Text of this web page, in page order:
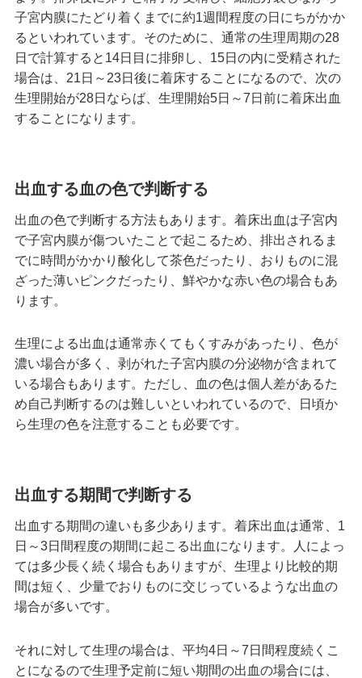
子宮内膜にたどり着くまでに約1週間程度の日にちがかか
るといわれています。そのために、通常の生理周期の28
日で計算すると14日目に排卵し、15日の内に受精された
場合は、21日～23日後に着床することになるので、次の
生理開始が28日ならば、生理開始5日～7日前に着床出血
することになります。
出血する血の色で判断する
出血の色で判断する方法もあります。着床出血は子宮内
で子宮内膜が傷ついたことで起こるため、排出されるま
でに時間がかかり酸化して茶色だったり、おりものに混
ざった薄いピンクだったり、鮮やかな赤い色の場合もあ
ります。
生理による出血は通常赤くてもくすみがあったり、色が
濃い場合が多く、剥がれた子宮内膜の分泌物が含まれて
いる場合もあります。ただし、血の色は個人差があるた
め自己判断するのは難しいといわれているので、日頃か
ら生理の色を注意することも必要です。
出血する期間で判断する
出血する期間の違いも多少あります。着床出血は通常、1
日～3日間程度の期間に起こる出血になります。人によっ
ては多少長く続く場合もありますが、生理より比較的期
間は短く、少量でおりものに交じっているような出血の
場合が多いです。
それに対して生理の場合は、平均4日～7日間程度続くこ
とになるので生理予定前に短い期間の出血の場合には、